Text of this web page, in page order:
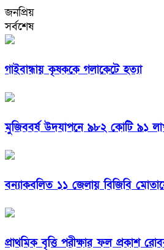
জনপ্রিয়
সর্বশেষ
গাইবান্ধায় কৃষককে গলাকেটে হত্যা
মুজিববর্ষ উদযাপনে ৯৮২ কোটি ৯১
বন্যাকবলিত ১১ জেলায় বিজিবি
প্রাথমিক বৃত্তি পরীক্ষার ফল প্রকাশ